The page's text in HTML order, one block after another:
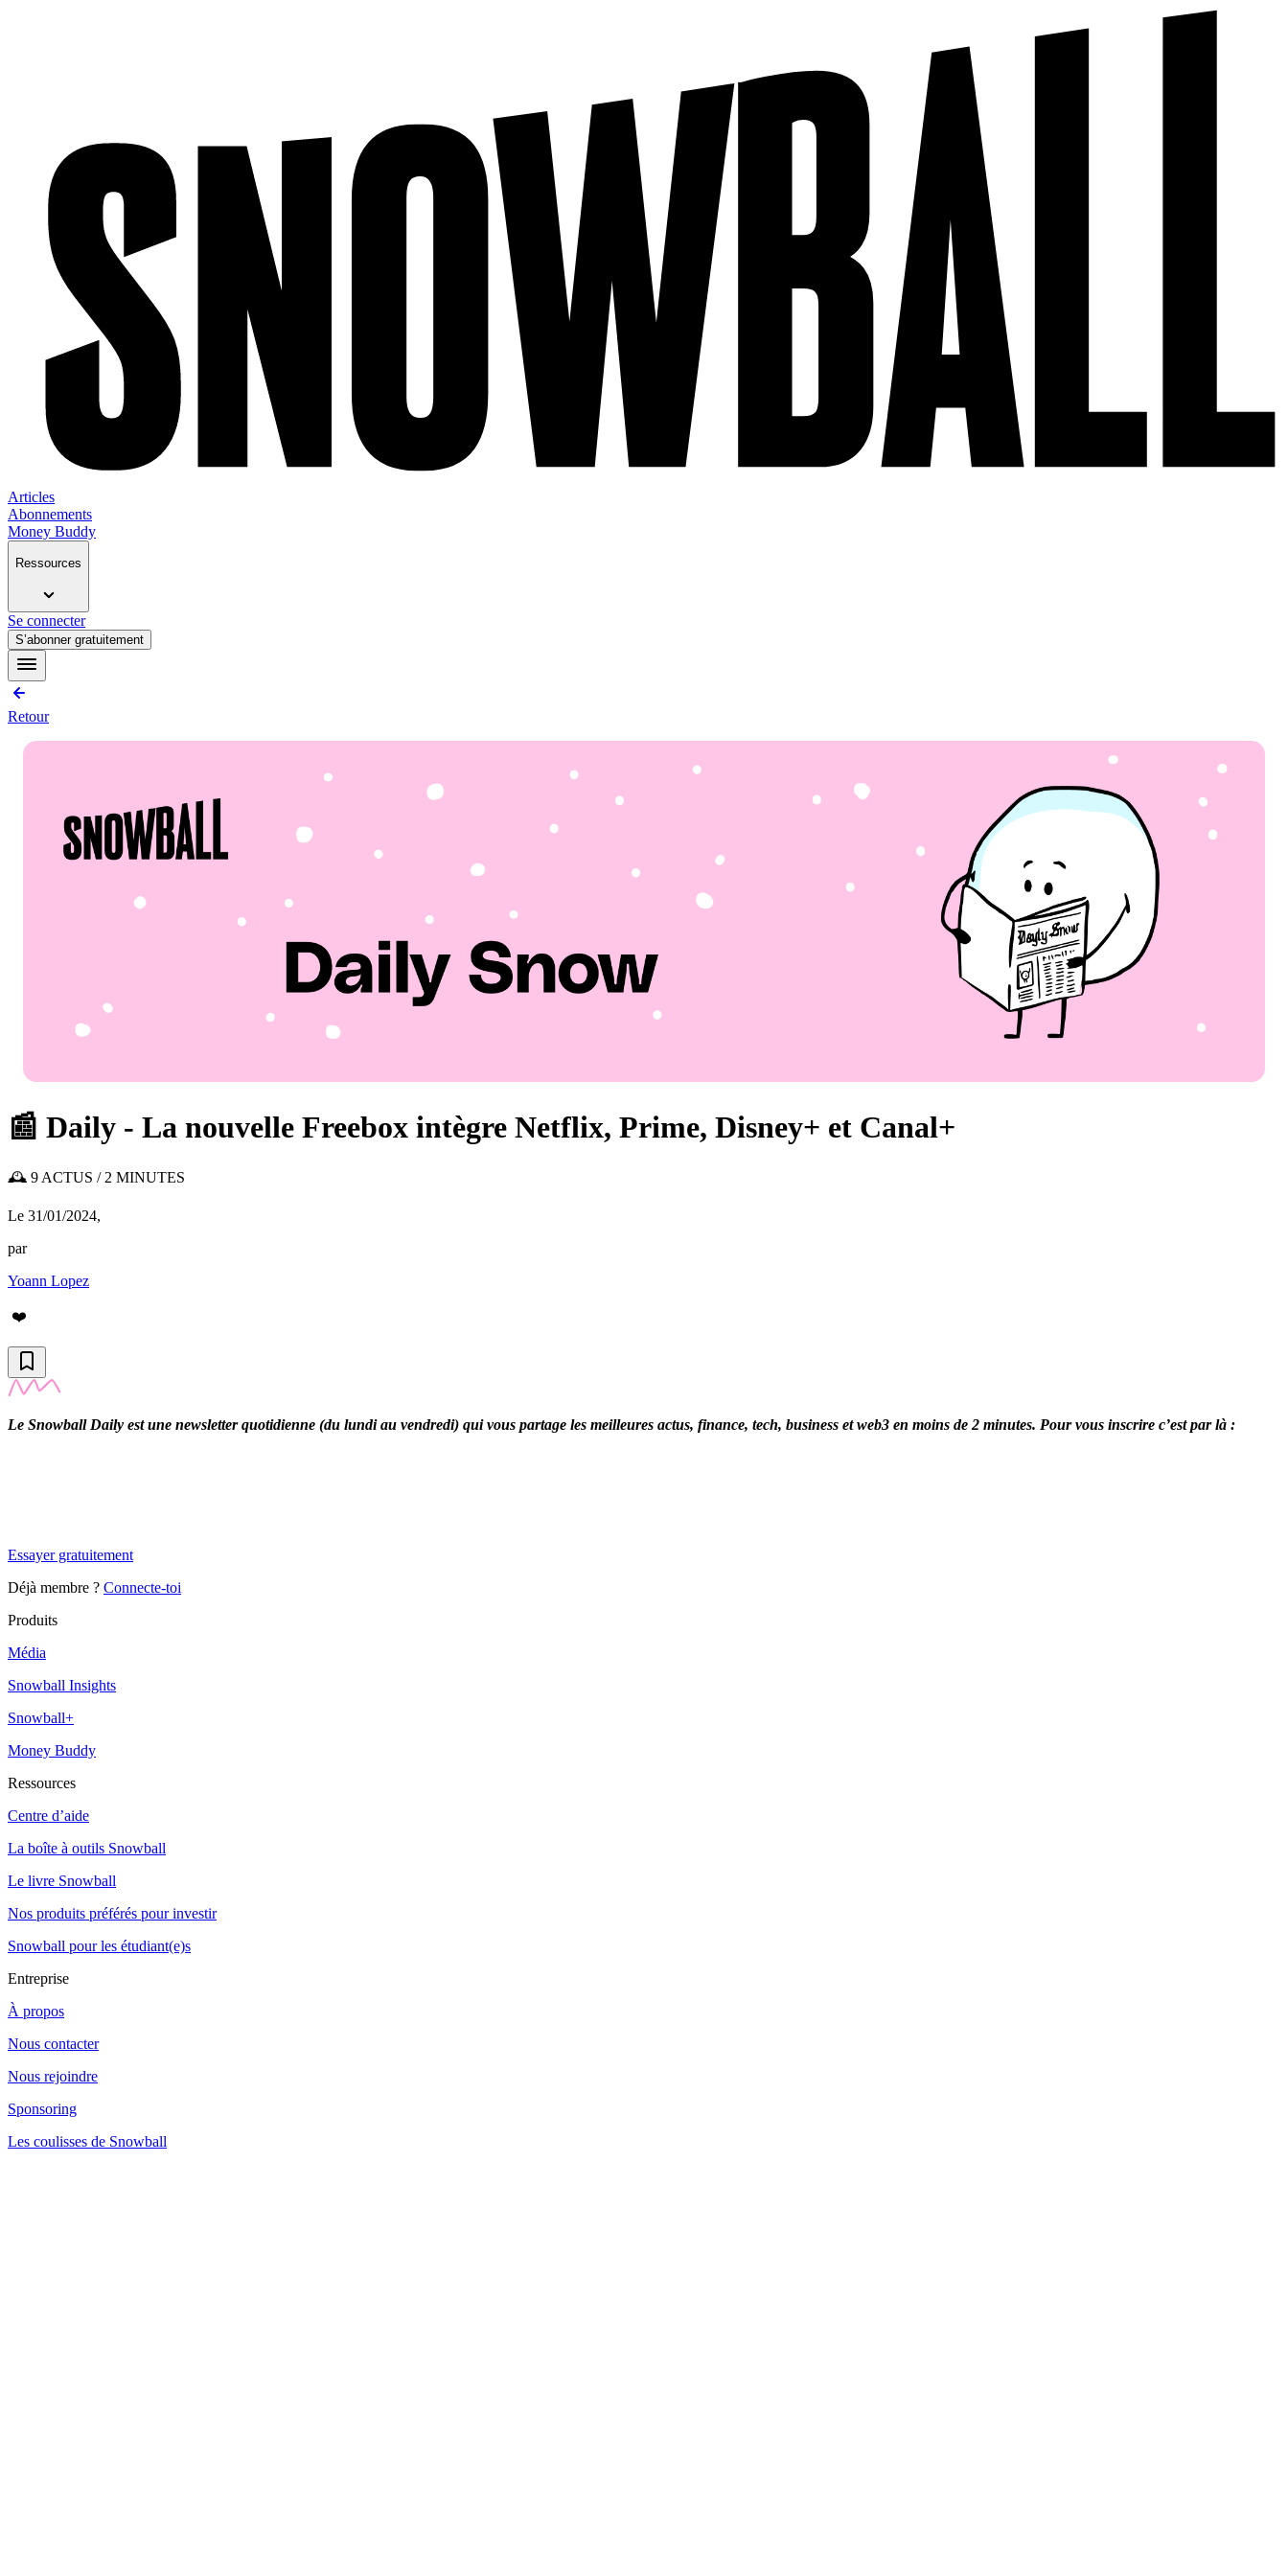
Articles
Abonnements
Money Buddy
Ressources
Se connecter
S’abonner gratuitement
Retour
📰 Daily - La nouvelle Freebox intègre Netflix, Prime, Disney+ et Canal+
🕰️ 9 ACTUS / 2 MINUTES
Le 31/01/2024,
par
Yoann Lopez
❤️
Le Snowball Daily est une newsletter quotidienne (du lundi au vendredi) qui vous partage les meilleures actus, finance, tech, business et web3 en moins de 2 minutes. Pour vous inscrire c’est par là :
Essayer gratuitement
Déjà membre ? Connecte-toi
Produits
Média
Snowball Insights
Snowball+
Money Buddy
Ressources
Centre d’aide
La boîte à outils Snowball
Le livre Snowball
Nos produits préférés pour investir
Snowball pour les étudiant(e)s
Entreprise
À propos
Nous contacter
Nous rejoindre
Sponsoring
Les coulisses de Snowball